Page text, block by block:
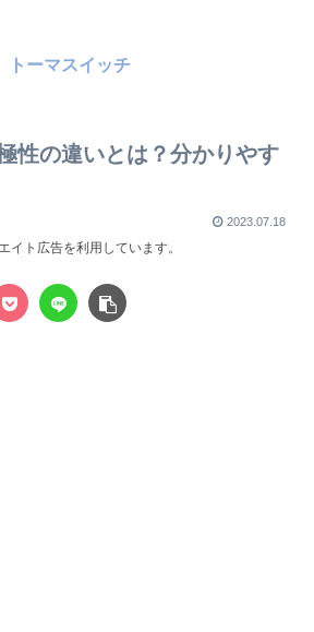
トーマスイッチ
性の違いとは？分かりやす
2023.07.18
イト広告を利用しています。